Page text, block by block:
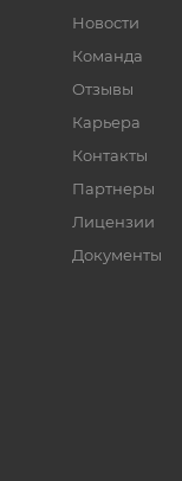
Новости
Команда
Отзывы
Карьера
Контакты
Партнеры
Лицензии
Документы